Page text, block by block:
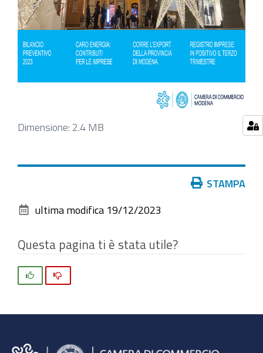
Clicca
dimensioni
Dimensione: 2.4 MB
documento
STAMPA
ultima modifica 19/12/2023
Questa pagina ti è stata utile?